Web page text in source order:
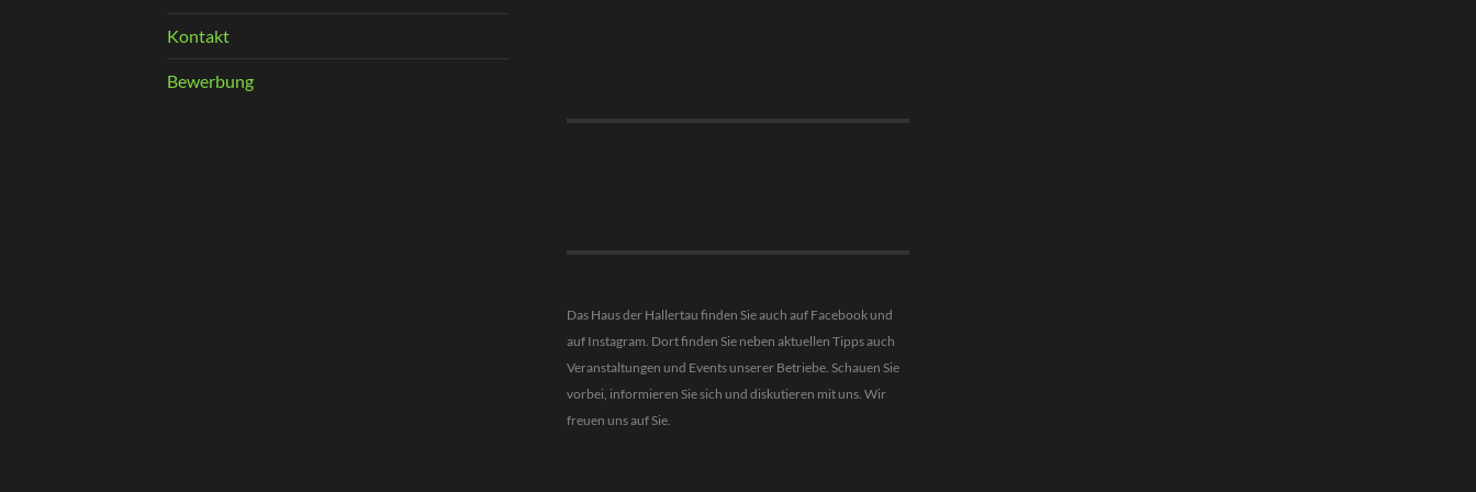
Kontakt
Bewerbung
Das Haus der Hallertau finden Sie auch auf Facebook und
auf Instagram. Dort finden Sie neben aktuellen Tipps auch
Veranstaltungen und Events unserer Betriebe. Schauen Sie
vorbei, informieren Sie sich und diskutieren mit uns. Wir
freuen uns auf Sie.